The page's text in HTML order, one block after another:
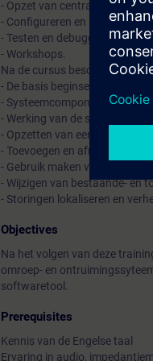
- Opzet van centrales.
- Configureren en
- Testen en debuggen van
- Workshops.
Na de cursus beschikt de
- De basis beginselen van
- Systeemcomponenten,
- Werking van de softwaretool
- Opzetten van een nieuw
- Toevoegen en afregelen van
- Gebruik maken van tijdelijke
- Wijzigen van bestaande- en
- Storingen lokaliseren en
Objectives
Na het volgen van deze
omroep- en
softwaretool.
Prerequisites
Kennis van de Engelse taal
Ervaring in audio,